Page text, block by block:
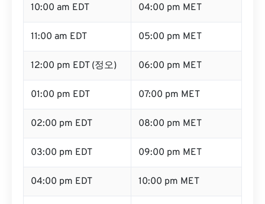
10:00 am EDT 04:00 pm MET
11:00 am EDT 05:00 pm MET
12:00 pm EDT (정오) 06:00 pm MET
01:00 pm EDT 07:00 pm MET
02:00 pm EDT 08:00 pm MET
03:00 pm EDT 09:00 pm MET
04:00 pm EDT 10:00 pm MET